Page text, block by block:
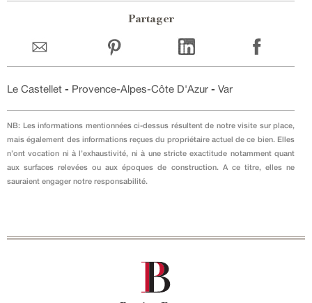
Partager
Le Castellet - Provence-Alpes-Côte D'Azur - Var
NB: Les informations mentionnées ci-dessus résultent de notre visite sur place,
mais également des informations reçues du propriétaire actuel de ce bien. Elles
n’ont vocation ni à l’exhaustivité, ni à une stricte exactitude notamment quant
aux surfaces relevées ou aux époques de construction. A ce titre, elles ne
sauraient engager notre responsabilité.